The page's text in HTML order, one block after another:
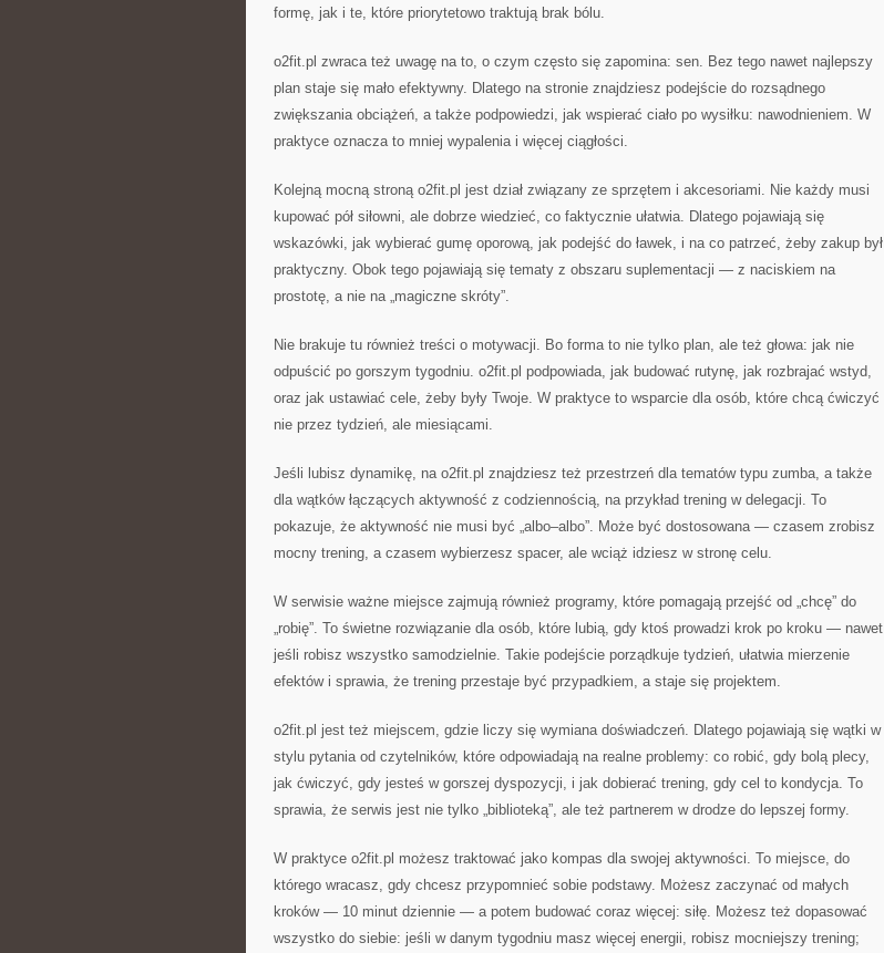
formę, jak i te, które priorytetowo traktują brak bólu.
o2fit.pl zwraca też uwagę na to, o czym często się zapomina: sen. Bez tego nawet najlepszy
plan staje się mało efektywny. Dlatego na stronie znajdziesz podejście do rozsądnego
zwiększania obciążeń, a także podpowiedzi, jak wspierać ciało po wysiłku: nawodnieniem. W
praktyce oznacza to mniej wypalenia i więcej ciągłości.
Kolejną mocną stroną o2fit.pl jest dział związany ze sprzętem i akcesoriami. Nie każdy musi
kupować pół siłowni, ale dobrze wiedzieć, co faktycznie ułatwia. Dlatego pojawiają się
wskazówki, jak wybierać gumę oporową, jak podejść do ławek, i na co patrzeć, żeby zakup był
praktyczny. Obok tego pojawiają się tematy z obszaru suplementacji — z naciskiem na
prostotę, a nie na „magiczne skróty”.
Nie brakuje tu również treści o motywacji. Bo forma to nie tylko plan, ale też głowa: jak nie
odpuścić po gorszym tygodniu. o2fit.pl podpowiada, jak budować rutynę, jak rozbrajać wstyd,
oraz jak ustawiać cele, żeby były Twoje. W praktyce to wsparcie dla osób, które chcą ćwiczyć
nie przez tydzień, ale miesiącami.
Jeśli lubisz dynamikę, na o2fit.pl znajdziesz też przestrzeń dla tematów typu zumba, a także
dla wątków łączących aktywność z codziennością, na przykład trening w delegacji. To
pokazuje, że aktywność nie musi być „albo–albo”. Może być dostosowana — czasem zrobisz
mocny trening, a czasem wybierzesz spacer, ale wciąż idziesz w stronę celu.
W serwisie ważne miejsce zajmują również programy, które pomagają przejść od „chcę” do
„robię”. To świetne rozwiązanie dla osób, które lubią, gdy ktoś prowadzi krok po kroku — nawet
jeśli robisz wszystko samodzielnie. Takie podejście porządkuje tydzień, ułatwia mierzenie
efektów i sprawia, że trening przestaje być przypadkiem, a staje się projektem.
o2fit.pl jest też miejscem, gdzie liczy się wymiana doświadczeń. Dlatego pojawiają się wątki w
stylu pytania od czytelników, które odpowiadają na realne problemy: co robić, gdy bolą plecy,
jak ćwiczyć, gdy jesteś w gorszej dyspozycji, i jak dobierać trening, gdy cel to kondycja. To
sprawia, że serwis jest nie tylko „biblioteką”, ale też partnerem w drodze do lepszej formy.
W praktyce o2fit.pl możesz traktować jako kompas dla swojej aktywności. To miejsce, do
którego wracasz, gdy chcesz przypomnieć sobie podstawy. Możesz zaczynać od małych
kroków — 10 minut dziennie — a potem budować coraz więcej: siłę. Możesz też dopasować
wszystko do siebie: jeśli w danym tygodniu masz więcej energii, robisz mocniejszy trening;